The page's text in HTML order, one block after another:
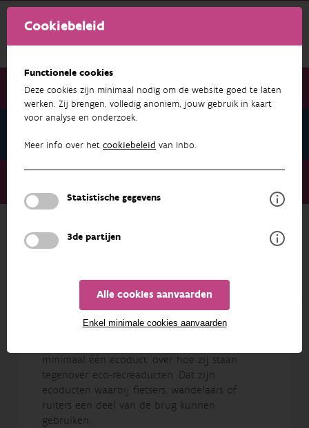
Cookiebeleid
Functionele cookies
Deze cookies zijn minimaal nodig om de website goed te laten
werken. Zij brengen, volledig anoniem, jouw gebruik in kaart
voor analyse en onderzoek.
Meer info over het cookiebeleid van Inbo.
Statistische gegevens
3de partijen
Alle cookies aanvaarden
Enkel minimale cookies aanvaarden
Nieuwsbrief 052020
Kan recreatief gebruik gecombineerd worden met ecoducten?
NIEUWSBRIEF 052020
Kan recreatief gebruik gecombineerd
worden met ecoducten?
Het INBO bevroeg tien experten en twee
belanghebbenden die betrokken waren bij de
minimaal één ecoduct, over hoe zij staan
tegenover eco-recreaducten. Dat zijn
ecoducten waarbij fietsers, wandelaars of
ruiters een deel van de brug kunnen
gebruiken.